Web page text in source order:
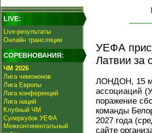
LIVE:
Live-результаты
Онлайн трансляции
СОРЕВНОВАНИЯ:
ЧМ 2026
Лига чемпионов
Лига Европы
Лига конференций
Лига наций
Клубный ЧМ
Суперкубок УЕФА
Межконтинентальный
УЕФА
Латвии за
ЛОНДОН, 15
ассоциаций
поражение
команды
2027 года
сайте